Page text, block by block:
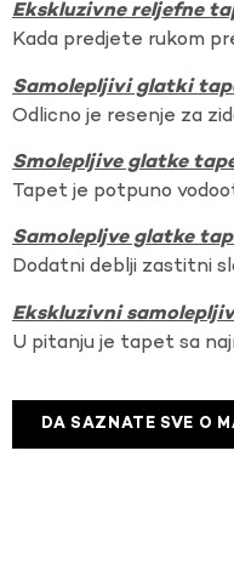
Ekskluzivne reljefne
Kada predjete rukom
Samolepljivi glatki
Odlicno je resenje za
Smolepljive glatke
Tapet je potpuno
Samolepljve glatke
Dodatni deblji zastitni
Ekskluzivni
U pitanju je tapet sa
DA SAZNATE SVE O